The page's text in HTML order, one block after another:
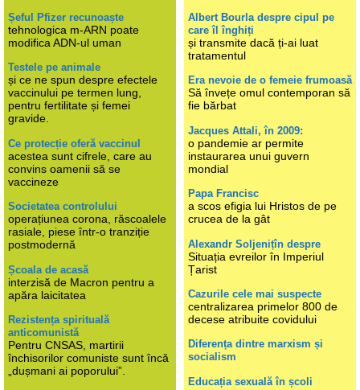
Șeful Pfizer recunoaște
tehnologica m-ARN poate
modifica ADN-ul uman
Testele pe animale
și ce ne spun despre efectele
vaccinului pe termen lung,
pentru fertilitate și femei
gravide.
Ce protecție oferă vaccinul
acestea sunt cifrele, care au
convins oamenii să se
vaccineze
Societatea controlului
operațiunea corona, răscoalele
rasiale, piese într-o tranziție
postmodernă
Școala de acasă
interzisă de Macron pentru a
apăra laicitatea
Rezistența spirituală
anticomunistă
Pentru CNSAS, martirii
închisorilor comuniste sunt încă
„dușmani ai poporului”.
Albert Bourla despre cipul pe
care îl înghiți
și transmite dacă ți-ai luat
tratamentul
Era nevoie de o femeie frumoasă
Să învețe omul contemporan să
fie bărbat
Jacques Attali, în 2009:
o pandemie ar permite
instaurarea unui guvern
mondial
Papa Francisc
a scos efigia lui Hristos de pe
crucea de la gât
Alexandr Soljenițîn despre
Situația evreilor în Imperiul
Țarist
Cazurile cele mai suspecte
centralizarea primelor 800 de
decese atribuite covidului
Diferența dintre marxism și
socialism
Educația sexuală în școli